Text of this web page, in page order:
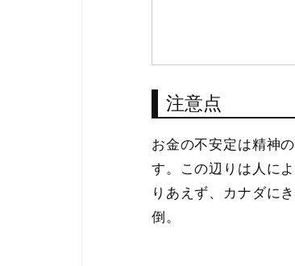
注意点
お金の不安定は精神
す。この辺りは人に
りあえず、カナダに
倒。